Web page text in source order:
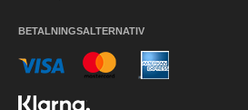
BETALNINGSALTERNATIV